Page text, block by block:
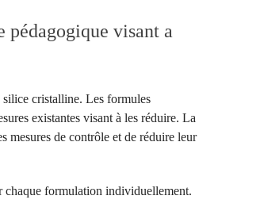
pédagogique visant a
silice cristalline. Les formules
existantes visant à les réduire. La
mesures de contrôle et de réduire leur
chaque formulation individuellement.